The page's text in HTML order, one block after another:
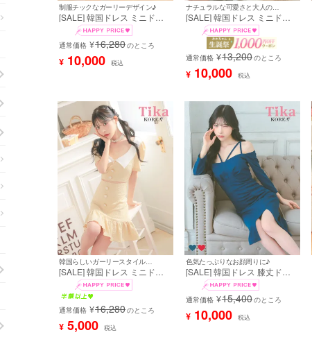
制服チックなガーリーデザイン♪
[SALE] 韓国ドレス ミニドレ
ス 襟付き セーラーカラー オ
フショルダー バイカラー Aラ
イン キャバドレス (緩苺着用)
[tk-mdk5011]
通常価格 ¥16,280のところ
¥ 10,000 税込
ナチュラルな可愛さと大人の魅力を演出♪
[SALE] 韓国ドレス ミニドレ
ス ドット柄 シースルー パフ
スリーブ 袖あり 七分袖 タイ
ト キャバドレス (黒崎みさ着
用) [tk-mdk8067-68]
通常価格 ¥13,200のところ
¥ 10,000 税込
韓国らしいガーリースタイルにメイク♡
[SALE] 韓国ドレス ミニドレ
ス 襟付き 半袖 ボタン ウエス
トカット ワッフル 裾フリル
タイトキャバドレス (緩苺着
用) [tk-mdk5075]
通常価格 ¥16,280のところ
¥ 5,000 税込
色気たっぷりなお顔周りに♪
[SALE] 韓国ドレス 膝丈ドレ
ス オフショルダー コードデザ
イン ワンカラー 袖あり 長袖
ストレッチ ギャザー スリット
タイト キャバドレス (緩苺着
用) [tk-mdk3007-47]
通常価格 ¥15,400のところ
¥ 10,000 税込